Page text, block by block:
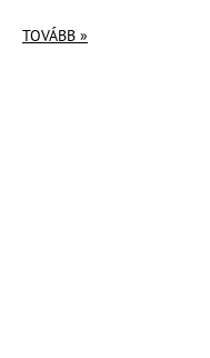
TOVÁBB »